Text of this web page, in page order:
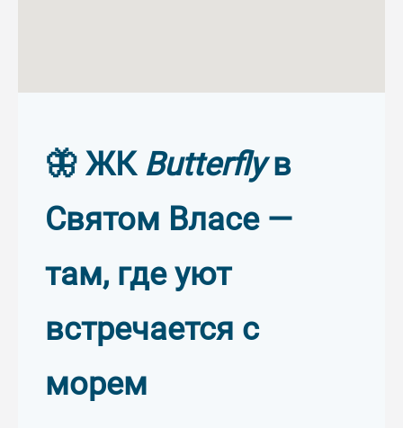
Вид на бассейн Бассейн
🦋 ЖК Butterflyв
Святом Власе —
там, где уют
встречается с
морем